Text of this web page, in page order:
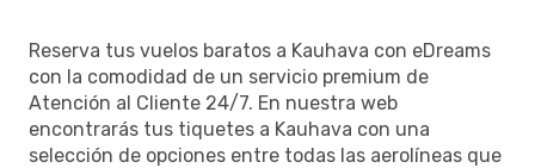
Reserva tus vuelos baratos a Kauhava con eDreams
con la comodidad de un servicio premium de
Atención al Cliente 24/7. En nuestra web
encontrarás tus tiquetes a Kauhava con una
selección de opciones entre todas las aerolíneas que